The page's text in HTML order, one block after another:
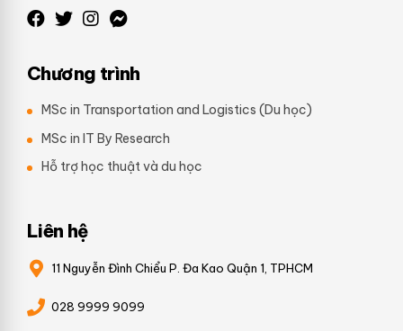
Chương trình
MSc in Transportation and Logistics (Du học)
MSc in IT By Research
Hỗ trợ học thuật và du học
Liên hệ
11 Nguyễn Đình Chiểu P. Đa Kao Quận 1, TPHCM
028 9999 9099